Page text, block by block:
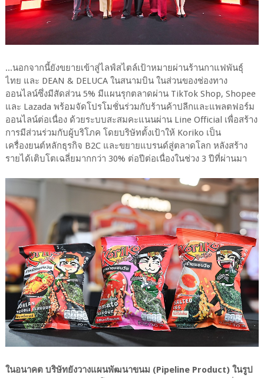
...นอกจากนี้ยังขยายเข้าสู่ไลฟ์สไตล์เป้าหมายผ่านร้านกาแฟพันธุ์
ไทย และ DEAN & DELUCA ในสนามบิน ในส่วนของช่องทาง
ออนไลน์ซึ่งมีสัดส่วน 5% มีแผนรุกตลาดผ่าน TikTok Shop, Shopee
และ Lazada พร้อมจัดโปรโมชั่นร่วมกับร้านค้าปลีกและแพลตฟอร์ม
ออนไลน์ต่อเนื่อง ด้วยระบบสะสมคะแนนผ่าน Line Official เพื่อสร้าง
การมีส่วนร่วมกับผู้บริโภค โดยบริษัทตั้งเป้าให้ Koriko เป็น
เครื่องยนต์หลักธุรกิจ B2C และขยายแบรนด์สู่ตลาดโลก หลังสร้าง
รายได้เติบโตเฉลี่ยมากกว่า 30% ต่อปีต่อเนื่องในช่วง 3 ปีที่ผ่านมา
ในอนาคต บริษัทยังวางแผนพัฒนาขนม (Pipeline Product) ในรูป